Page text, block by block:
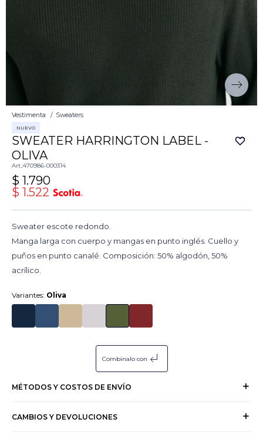
Vestimenta Sweaters
NUEVO
SWEATER HARRINGTON LABEL -
OLIVA
470986-000314
$ 1.790
$ 1.522
Sweater escote redondo.
Manga larga con cuerpo y mangas en punto inglés. Cuello y
puños en punto canalé. Composición: 50% algodón, 50%
acrílico.
Variantes: Oliva
Combinalo con subdirectory_arrow_left
MÉTODOS Y COSTOS DE ENVÍO
CAMBIOS Y DEVOLUCIONES